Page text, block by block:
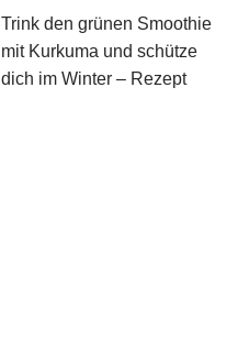
Trink den grünen Smoothie
mit Kurkuma und schütze
dich im Winter – Rezept